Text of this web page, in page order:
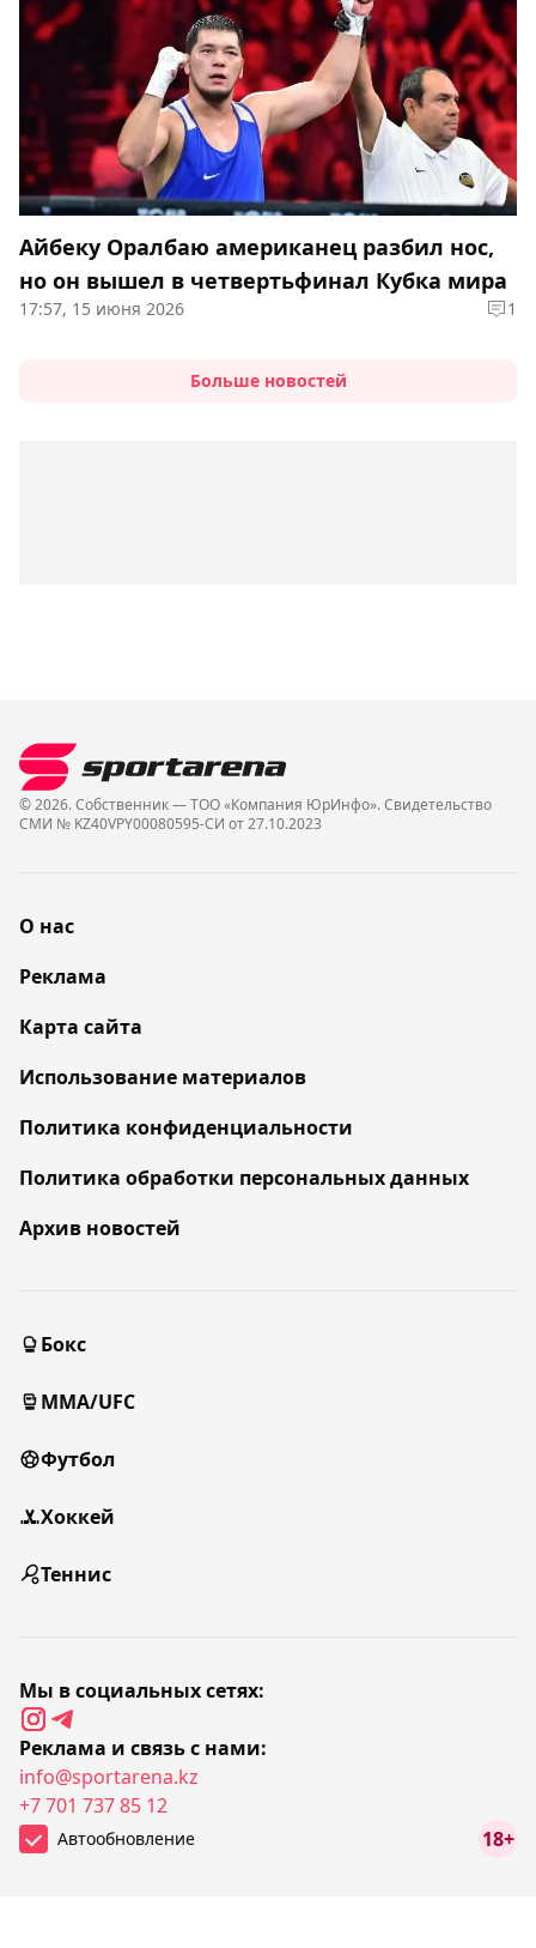
Айбеку Оралбаю американец разбил нос,
но он вышел в четвертьфинал Кубка мира
17:57, 15 июня 2026 1
Больше новостей
© 2026. Собственник — ТОО «Компания ЮрИнфо». Cвидетельство
СМИ № KZ40VPY00080595-СИ от 27.10.2023
О нас
Реклама
Карта сайта
Использование материалов
Политика конфиденциальности
Политика обработки персональных данных
Архив новостей
Бокс
MMA/UFC
Футбол
Хоккей
Теннис
Мы в социальных сетях:
Реклама и связь с нами:
info@sportarena.kz
+7 701 737 85 12
Автообновление 18+